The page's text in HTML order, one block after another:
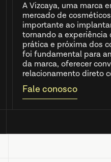
A Vizcaya, uma marca
mercado de
importante ao
tornando a experiência
prática e próxima dos
foi fundamental para
da marca, oferecer
relacionamento direto
Fale conosco